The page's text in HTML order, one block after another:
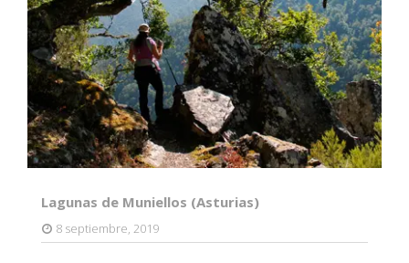
Lagunas de Muniellos (Asturias)
8 septiembre, 2019